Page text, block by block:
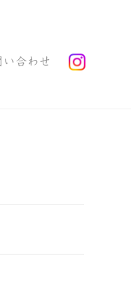
い合わせ